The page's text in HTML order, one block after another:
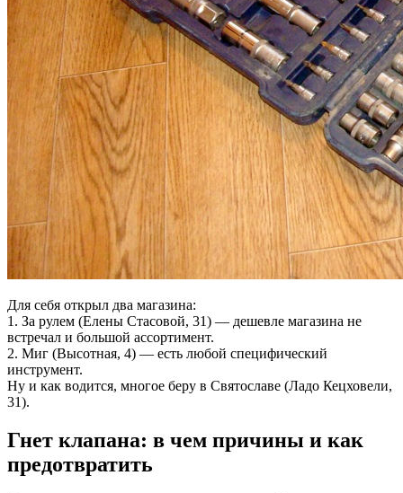
Для себя открыл два магазина:
1. За рулем (Елены Стасовой, 31) — дешевле магазина не
встречал и большой ассортимент.
2. Миг (Высотная, 4) — есть любой специфический
инструмент.
Ну и как водится, многое беру в Святославе (Ладо Кецховели,
31).
Гнет клапана: в чем причины и как
предотвратить